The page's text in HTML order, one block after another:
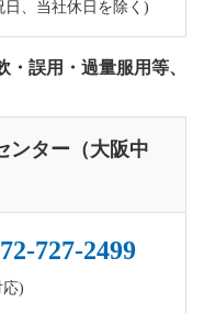
日、当社休日を除く)
・誤用・過量服用等、
ンター（大阪中
727-2499
応)